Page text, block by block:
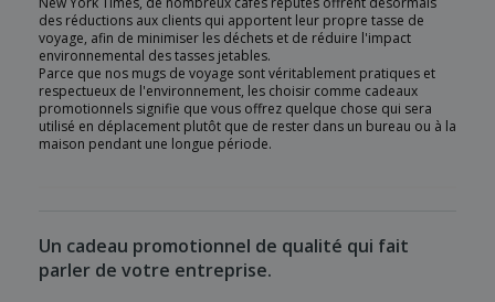
des réductions aux clients qui apportent leur propre tasse de
voyage, afin de minimiser les déchets et de réduire l'impact
environnemental des tasses jetables.
Parce que nos mugs de voyage sont véritablement pratiques et
respectueux de l'environnement, les choisir comme cadeaux
promotionnels signifie que vous offrez quelque chose qui sera
utilisé en déplacement plutôt que de rester dans un bureau ou à la
maison pendant une longue période.
Un cadeau promotionnel de qualité qui fait
parler de votre entreprise.